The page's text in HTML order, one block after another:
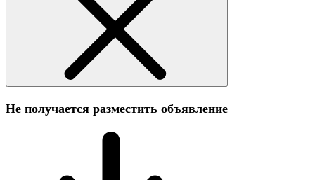
Не получается разместить объявление